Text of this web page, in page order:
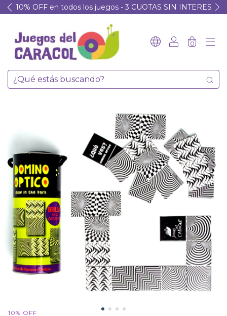
10% OFF en todos los juegos - 3 CUOTAS SIN INTERES
0
10% OFF